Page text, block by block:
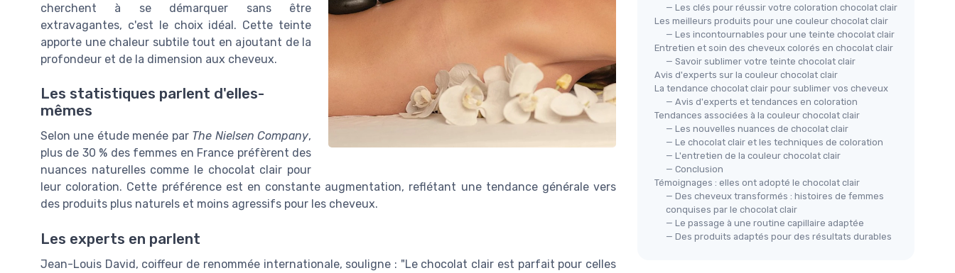
cherchent à se démarquer sans être
extravagantes, c'est le choix idéal. Cette teinte
apporte une chaleur subtile tout en ajoutant de la
profondeur et de la dimension aux cheveux.
Les statistiques parlent d'elles-
mêmes
Selon une étude menée par The Nielsen Company,
plus de 30 % des femmes en France préfèrent des
nuances naturelles comme le chocolat clair pour
leur coloration. Cette préférence est en constante augmentation, reflétant une tendance générale vers
des produits plus naturels et moins agressifs pour les cheveux.
Les experts en parlent
Jean-Louis David, coiffeur de renommée internationale, souligne : "Le chocolat clair est parfait pour celles
— Les clés pour réussir votre coloration chocolat clair
Les meilleurs produits pour une couleur chocolat clair
— Les incontournables pour une teinte chocolat clair
Entretien et soin des cheveux colorés en chocolat clair
— Savoir sublimer votre teinte chocolat clair
Avis d'experts sur la couleur chocolat clair
La tendance chocolat clair pour sublimer vos cheveux
— Avis d'experts et tendances en coloration
Tendances associées à la couleur chocolat clair
— Les nouvelles nuances de chocolat clair
— Le chocolat clair et les techniques de coloration
— L'entretien de la couleur chocolat clair
— Conclusion
Témoignages : elles ont adopté le chocolat clair
— Des cheveux transformés : histoires de femmes
conquises par le chocolat clair
— Le passage à une routine capillaire adaptée
— Des produits adaptés pour des résultats durables